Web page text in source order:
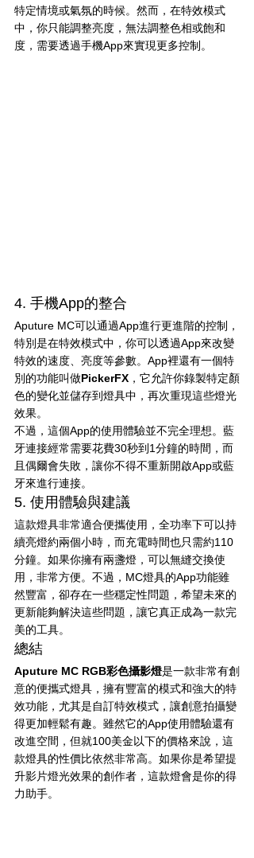
特定情境或氣氛的時候。然而，在特效模式
中，你只能調整亮度，無法調整色相或飽和
度，需要透過手機App來實現更多控制。
4. 手機App的整合
Aputure MC可以通過App進行更進階的控制，
特別是在特效模式中，你可以透過App來改變
特效的速度、亮度等參數。App裡還有一個特
別的功能叫做PickerFX ，它允許你錄製特定顏
色的變化並儲存到燈具中，再次重現這些燈光
效果。
不過，這個App的使用體驗並不完全理想。藍
牙連接經常需要花費30秒到1分鐘的時間，而
且偶爾會失敗，讓你不得不重新開啟App或藍
牙來進行連接。
5. 使用體驗與建議
這款燈具非常適合便攜使用，全功率下可以持
續亮燈約兩個小時，而充電時間也只需約110
分鐘。如果你擁有兩盞燈，可以無縫交換使
用，非常方便。不過，MC燈具的App功能雖
然豐富，卻存在一些穩定性問題，希望未來的
更新能夠解決這些問題，讓它真正成為一款完
美的工具。
總結
Aputure MC RGB彩色攝影燈是一款非常有創
意的便攜式燈具，擁有豐富的模式和強大的特
效功能，尤其是自訂特效模式，讓創意拍攝變
得更加輕鬆有趣。雖然它的App使用體驗還有
改進空間，但就100美金以下的價格來說，這
款燈具的性價比依然非常高。如果你是希望提
升影片燈光效果的創作者，這款燈會是你的得
力助手。